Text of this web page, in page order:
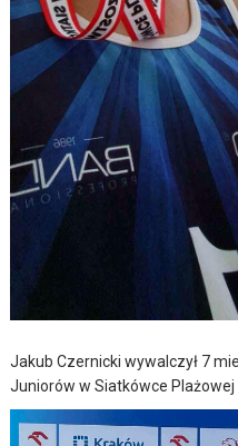
Jakub Czernicki wywalczył 7
Juniorów w Siatkówce Plażowej